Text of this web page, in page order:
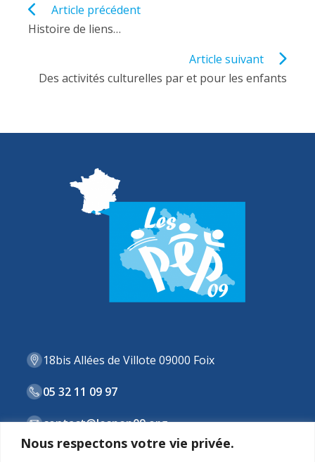
Nous respectons votre vie privée.
Read
more
articles
Article précédent
Histoire de liens…
Article suivant
Des activités culturelles par et pour les enfants
18bis Allées de Villote 09000 Foix
05 32 11 09 97
contact@lespep09.org